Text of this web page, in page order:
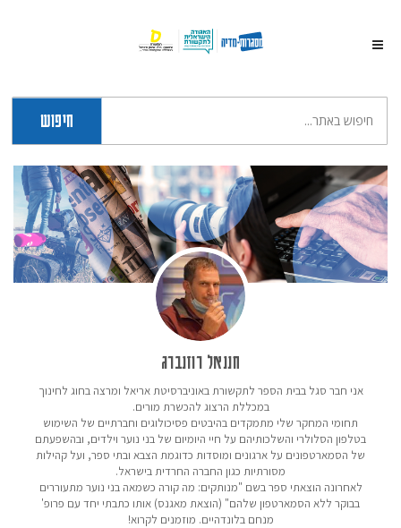
חיפוש
חננאל רוזנברג
אני חבר סגל בבית הספר לתקשורת באוניברסיטת אריאל ומרצה בחוג לחינוך
במכללת הרצוג להכשרת מורים.
תחומי המחקר שלי מתמקדים בהיבטים פסיכולוגים וחברתיים של השימוש
בטלפון הסלולרי והשלכותיהם על חיי היומיום של בני נוער וילדים, ובהשפעתם
של הסמארטפונים על ארגונים ומוסדות כדוגמת הצבא ובתי ספר, ועל קהילות
מסורתיות כגון החברה החרדית בישראל.
לאחרונה הוצאתי ספר בשם "מנותקים: מה קורה כשמאה בני נוער מתעוררים
בבוקר ללא הסמארטפון שלהם" (הוצאת מאגנס) אותו כתבתי יחד עם פרופ'
מנחם בלונדהיים. מוזמנים לקרוא!